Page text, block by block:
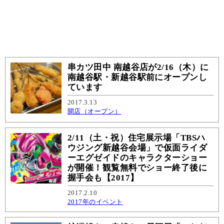
串カツ田中 南越谷店が2/16（木）に
南越谷駅・新越谷駅前にオープンし
ています
2017.3.13
開店（オープン）
2/11（土・祝）住宅展示場「TBSハ
ウジング新越谷会場」で仮面ライダ
ーエグゼイドのキャラクターショー
が開催！観覧無料でショー終了後に
握手会も【2017】
2017.2.10
2017年のイベント